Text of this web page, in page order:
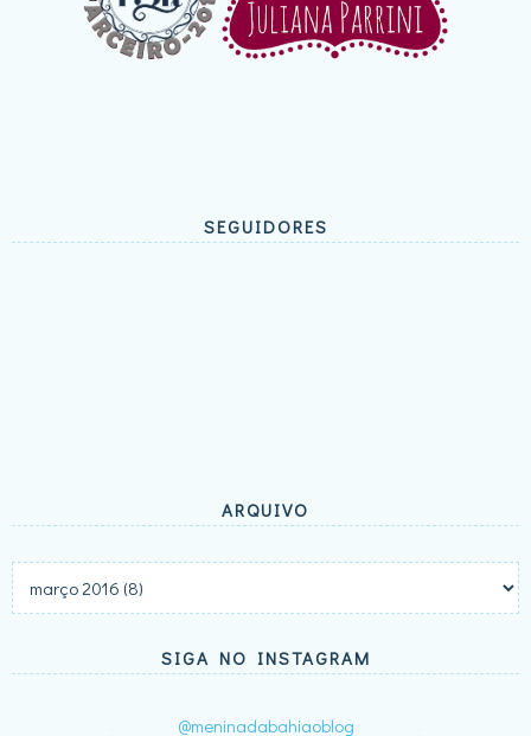
SEGUIDORES
ARQUIVO
SIGA NO INSTAGRAM
@meninadabahiaoblog